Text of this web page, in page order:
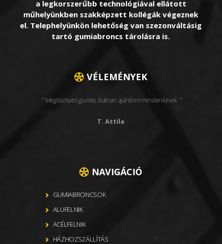
a legkorszerűbb technológiával ellátott
műhelyünkben szakképzett kollégák végeznek
el. Telephelyünkön lehetőség van szezonváltásig
tartó gumiabroncs tárolásra is.
VÉLEMÉNYEK
Megbízható gumis, bátran ajánlom mindenkinek.
T. Attila
NAVIGÁCIÓ
GUMIABRONCSOK
ALUFELNIK
ACÉLFELNIK
HÁZHOZSZÁLLÍTÁS